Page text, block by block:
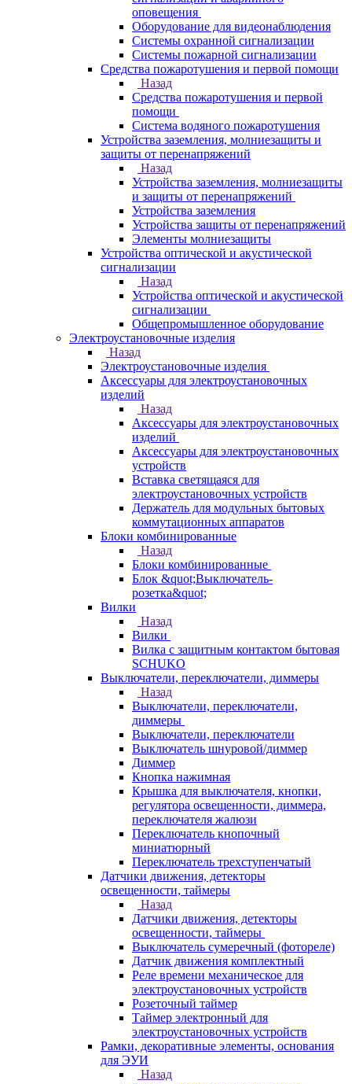
оповещения
Оборудование для видеонаблюдения
Системы охранной сигнализации
Системы пожарной сигнализации
Средства пожаротушения и первой помощи
Назад
Средства пожаротушения и первой
помощи
Система водяного пожаротушения
Устройства заземления, молниезащиты и
защиты от перенапряжений
Назад
Устройства заземления, молниезащиты
и защиты от перенапряжений
Устройства заземления
Устройства защиты от перенапряжений
Элементы молниезащиты
Устройства оптической и акустической
сигнализации
Назад
Устройства оптической и акустической
сигнализации
Общепромышленное оборудование
Электроустановочные изделия
Назад
Электроустановочные изделия
Аксессуары для электроустановочных
изделий
Назад
Аксессуары для электроустановочных
изделий
Аксессуары для электроустановочных
устройств
Вставка светящаяся для
электроустановочных устройств
Держатель для модульных бытовых
коммутационных аппаратов
Блоки комбинированные
Назад
Блоки комбинированные
Блок &quot;Выключатель-
розетка&quot;
Вилки
Назад
Вилки
Вилка с защитным контактом бытовая
SCHUKO
Выключатели, переключатели, диммеры
Назад
Выключатели, переключатели,
диммеры
Выключатели, переключатели
Выключатель шнуровой/диммер
Диммер
Кнопка нажимная
Крышка для выключателя, кнопки,
регулятора освещенности, диммера,
переключателя жалюзи
Переключатель кнопочный
миниатюрный
Переключатель трехступенчатый
Датчики движения, детекторы
освещенности, таймеры
Назад
Датчики движения, детекторы
освещенности, таймеры
Выключатель сумеречный (фотореле)
Датчик движения комплектный
Реле времени механическое для
электроустановочных устройств
Розеточный таймер
Таймер электронный для
электроустановочных устройств
Рамки, декоративные элементы, основания
для ЭУИ
Назад